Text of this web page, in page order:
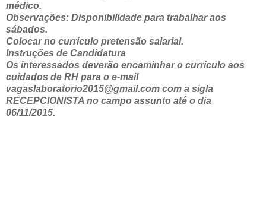
médico.
Observações: Disponibilidade para trabalhar aos
sábados.
Colocar no currículo pretensão salarial.
Instruções de Candidatura
Os interessados deverão encaminhar o currículo aos
cuidados de RH para o e-mail
vagaslaboratorio2015@gmail.com com a sigla
RECEPCIONISTA no campo assunto até o dia
06/11/2015.